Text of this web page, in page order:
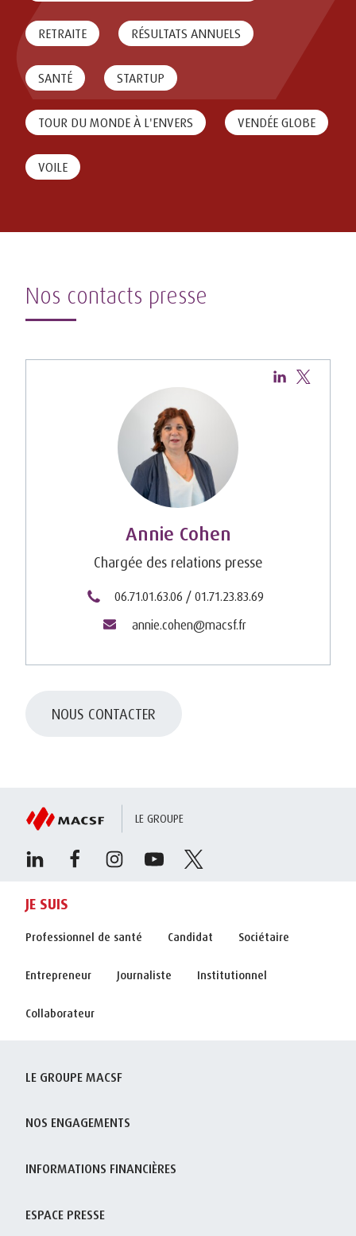
RETRAITE RÉSULTATS ANNUELS
SANTÉ STARTUP
TOUR DU MONDE À L'ENVERS VENDÉE GLOBE
VOILE
Nos contacts presse
Annie Cohen
Chargée des relations presse
06.71.01.63.06 / 01.71.23.83.69
annie.cohen@macsf.fr
NOUS CONTACTER
LE GROUPE
JE SUIS
Professionnel de santé Candidat Sociétaire
Entrepreneur Journaliste Institutionnel
Collaborateur
LE GROUPE MACSF
NOS ENGAGEMENTS
INFORMATIONS FINANCIÈRES
ESPACE PRESSE